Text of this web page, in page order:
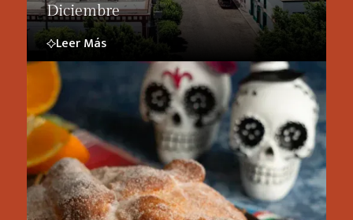
Diciembre
Leer Más